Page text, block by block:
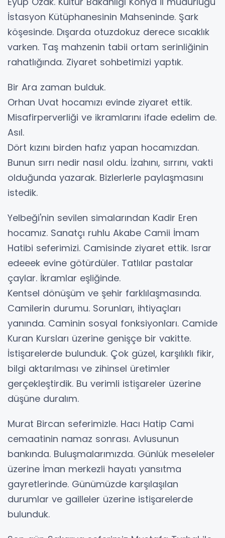
İstasyon Kütüphanesinin Mahseninde. Şark
köşesinde. Dışarda otuzdokuz derece sıcaklık
varken. Taş mahzenin tabii ortam serinliğinin
rahatlığında. Ziyaret sohbetimizi yaptık.
Bir Ara zaman bulduk.
Orhan Uvat hocamızı evinde ziyaret ettik.
Misafirperverliği ve ikramlarını ifade edelim de.
Asıl.
Dört kızını birden hafız yapan hocamızdan.
Bunun sırrı nedir nasıl oldu. İzahını, sırrını, vakti
olduğunda yazarak. Bizlerlerle paylaşmasını
istedik.
Yelbeği'nin sevilen simalarından Kadir Eren
hocamız. Sanatçı ruhlu Akabe Camii İmam
Hatibi seferimizi. Camisinde ziyaret ettik. Israr
edeeek evine götürdüler. Tatlılar pastalar
çaylar. İkramlar eşliğinde.
Kentsel dönüşüm ve şehir farklılaşmasında.
Camilerin durumu. Sorunları, ihtiyaçları
yanında. Caminin sosyal fonksiyonları. Camide
Kuran Kursları üzerine genişçe bir vakitte.
İstişarelerde bulunduk. Çok güzel, karşılıklı fikir,
bilgi aktarılması ve zihinsel üretimler
gerçekleştirdik. Bu verimli istişareler üzerine
düşüne duralım.
Murat Bircan seferimizle. Hacı Hatip Cami
cemaatinin namaz sonrası. Avlusunun
bankında. Buluşmalarımızda. Günlük meseleler
üzerine İman merkezli hayatı yansıtma
gayretlerinde. Günümüzde karşılaşılan
durumlar ve gailleler üzerine istişarelerde
bulunduk.